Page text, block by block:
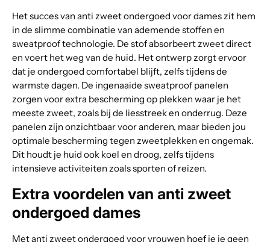
Het succes van anti zweet ondergoed voor dames zit hem
in de slimme combinatie van ademende stoffen en
sweatproof technologie. De stof absorbeert zweet direct
en voert het weg van de huid. Het ontwerp zorgt ervoor
dat je ondergoed comfortabel blijft, zelfs tijdens de
warmste dagen. De ingenaaide sweatproof panelen
zorgen voor extra bescherming op plekken waar je het
meeste zweet, zoals bij de liesstreek en onderrug. Deze
panelen zijn onzichtbaar voor anderen, maar bieden jou
optimale bescherming tegen zweetplekken en ongemak.
Dit houdt je huid ook koel en droog, zelfs tijdens
intensieve activiteiten zoals sporten of reizen.
Extra voordelen van anti zweet
ondergoed dames
Met anti zweet ondergoed voor vrouwen hoef je je geen